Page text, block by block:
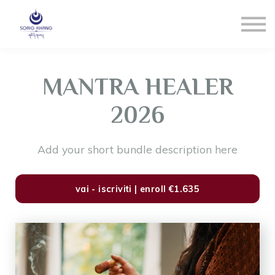
Registrati
MANTRA HEALER
2026
Add your short bundle description here
vai - iscriviti | enroll €1.635